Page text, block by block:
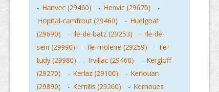
- Hanvec (29460) - Henvic (29670)
-
Hopital-camfrout (29460)
- Huelgoat
(29690)
- Ile-de-batz (29253) - Ile-de-
sein (29990)
- Ile-molene (29259) - Ile-
tudy (29980)
- Irvillac (29460) - Kergloff
(29270)
- Kerlaz (29100) - Kerlouan
(29890)
- Kernilis (29260) - Kernoues